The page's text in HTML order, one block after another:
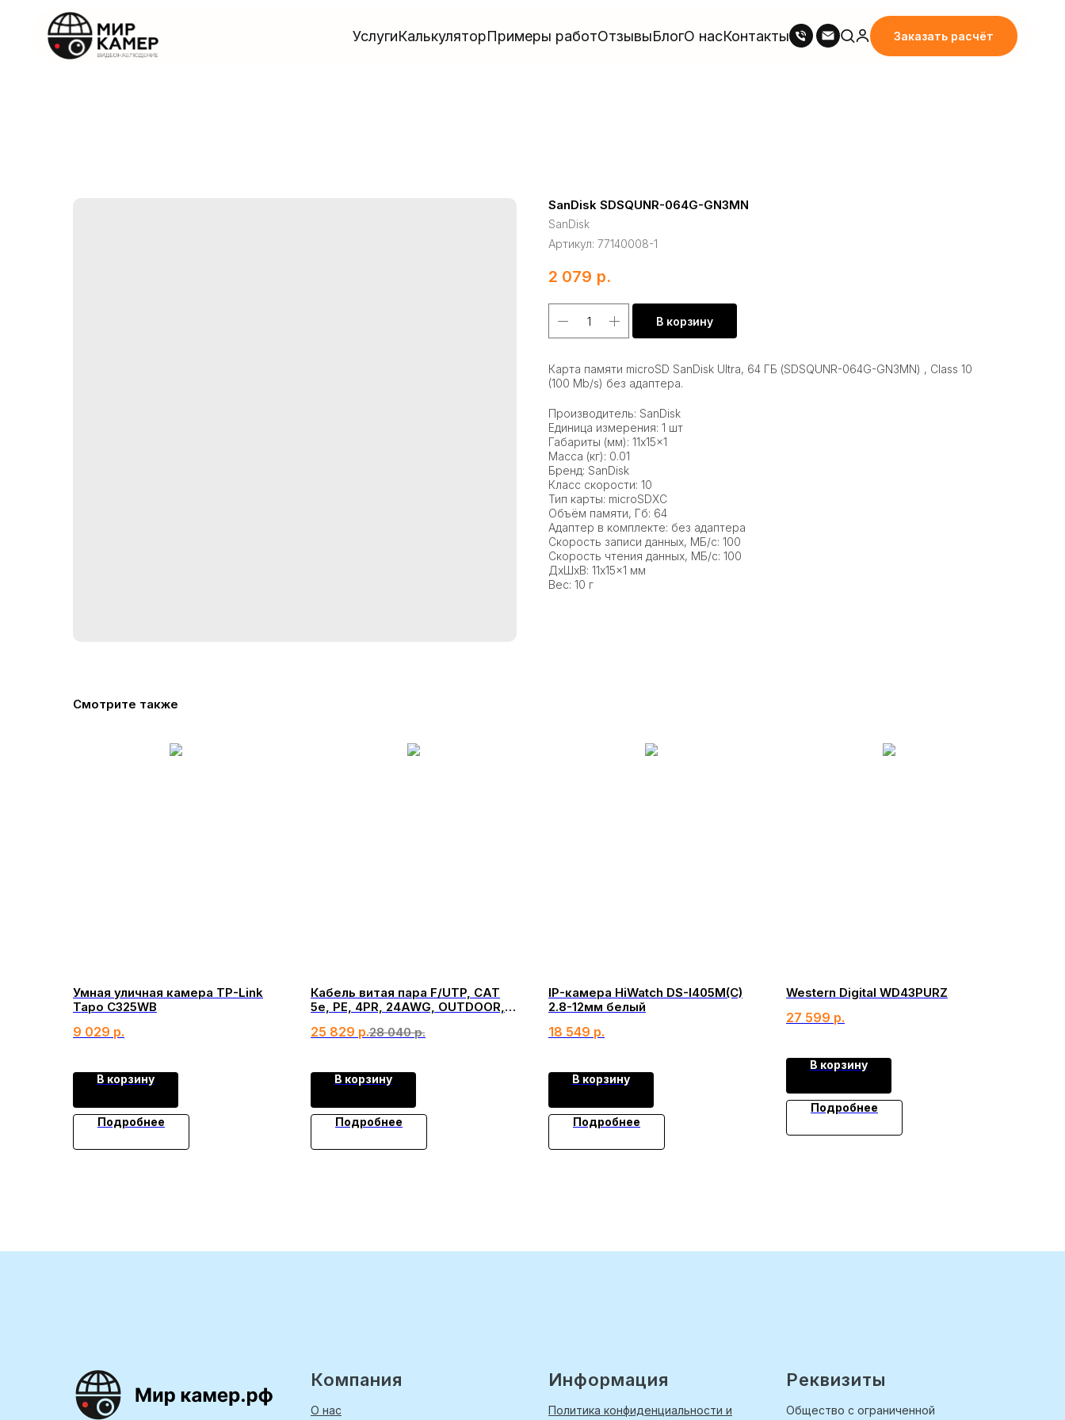
УслугиКалькуляторПримеры работОтзывыБлогО насКонтакты Заказать расчёт
SanDisk SDSQUNR-064G-GN3MN
SanDisk
Артикул: 77140008-1
2 079 р.
В корзину
Карта памяти microSD SanDisk Ultra, 64 ГБ (SDSQUNR-064G-GN3MN) , Class 10
(100 Mb/s) без адаптера.
Производитель: SanDisk
Единица измерения: 1 шт
Габариты (мм): 11x15x1
Масса (кг): 0.01
Бренд: SanDisk
Класс скорости: 10
Тип карты: microSDXC
Объём памяти, Гб: 64
Адаптер в комплекте: без адаптера
Скорость записи данных, МБ/с: 100
Скорость чтения данных, МБ/с: 100
ДxШxВ: 11x15x1 мм
Вес: 10 г
Смотрите также
Умная уличная камера TP-Link
Tapo C325WB
9 029 р.
В корзину
Подробнее
Кабель витая пара F/UTP, CAT
5e, PE, 4PR, 24AWG, OUTDOOR,
REXANT (01-0146-R)
25 829 р.28 040 р.
В корзину
Подробнее
IP-камера HiWatch DS-I405M(C)
2.8-12мм белый
18 549 р.
В корзину
Подробнее
Western Digital WD43PURZ
27 599 р.
В корзину
Подробнее
Компания
О нас
Информация
Политика конфиденциальности и
Реквизиты
Общество с ограниченной